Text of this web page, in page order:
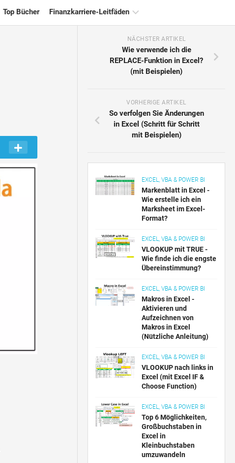
Top Bücher Finanzkarriere-Leitfäden
Finanzmodellierung
Risikomanagement-
NÄCHSTER ARTIKEL
Wie verwende ich die
REPLACE-Funktion in Excel?
(mit Beispielen)
VORHERIGE ARTIKEL
So verfolgen Sie Änderungen
in Excel (Schritt für Schritt
mit Beispielen)
EXCEL, VBA & POWER BI
Markenblatt in Excel -
Wie erstelle ich ein
Marksheet im Excel-
Format?
EXCEL, VBA & POWER BI
VLOOKUP mit TRUE -
Wie finde ich die engste
Übereinstimmung?
EXCEL, VBA & POWER BI
Makros in Excel -
Aktivieren und
Aufzeichnen von
Makros in Excel
(Nützliche Anleitung)
EXCEL, VBA & POWER BI
VLOOKUP nach links in
Excel (mit Excel IF &
Choose Function)
EXCEL, VBA & POWER BI
Top 6 Möglichkeiten,
Großbuchstaben in
Excel in
Kleinbuchstaben
umzuwandeln